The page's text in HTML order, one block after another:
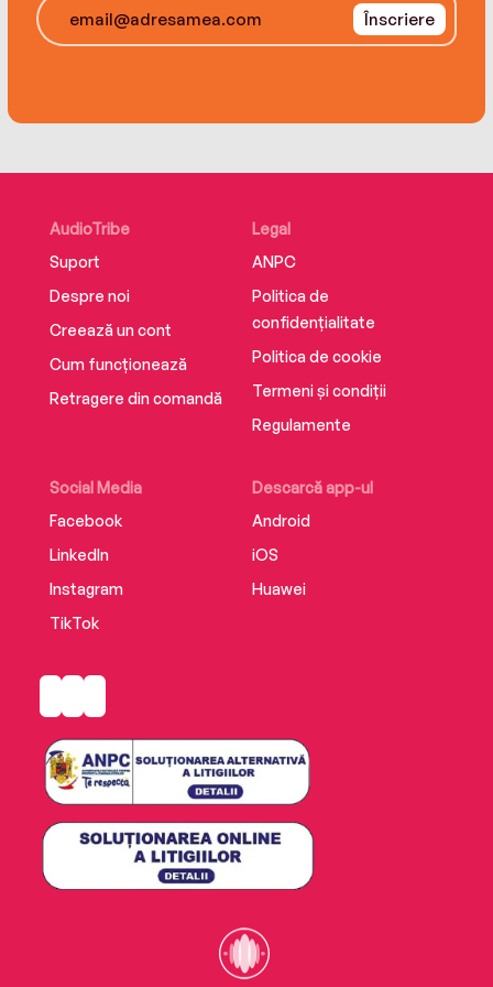
Nutritarian Handbook and ANDI Food Scoring
Guide(Gift of Health Press).
Înscriere
AudioTribe
Suport
Despre noi
Creează un cont
Cum funcționează
Retragere din comandă
Social Media
Facebook
LinkedIn
Instagram
TikTok
Descarcă app-ul
Android
iOS
Huawei
Legal
ANPC
Politica de
confidențialitate
Politica de cookie
Termeni și condiții
Regulamente